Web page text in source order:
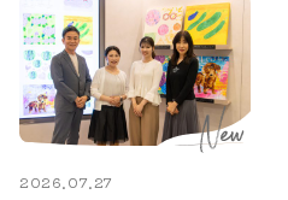
2026.07.27